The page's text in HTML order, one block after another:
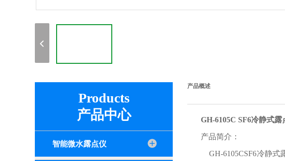
Products
产品中心
智能微水露点仪
产品概述
GH-6105C SF6冷静式露
产品简介：
GH-6105CSF6冷静式